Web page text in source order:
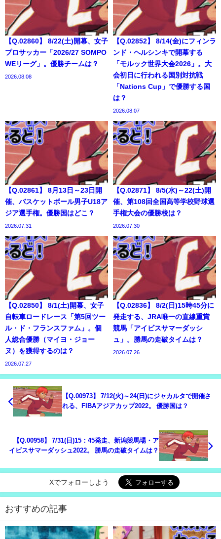
【Q.02860】 8/22(土)開幕、女子
プロサッカー「2026/27 SOMPO
WEリーグ」。優勝チームは？
2026.08.08
【Q.02852】 8/14(金)にフィンラ
ンド・ヘルシンキで開幕する
「モルック世界大会2026」。大
会初日に行われる国別対抗戦
「Nations Cup」で優勝する国
は？
2026.08.07
【Q.02861】 8月13日～23日開
催、バスケットボール男子U18ア
ジア選手権。優勝国はどこ？
2026.07.31
【Q.02871】 8/5(水)～22(土)開
催、第108回全国高等学校野球選
手権大会の優勝校は？
2026.07.30
【Q.02850】 8/1(土)開幕、女子
自転車ロードレース「第5回ツー
ル・ド・フランスファム」。個
人総合優勝（マイヨ・ジョー
ヌ）を獲得するのは？
2026.07.27
【Q.02836】 8/2(日)15時45分に
発走する、JRA唯一の直線重賞
競馬「アイビスサマーダッシ
ュ」。勝馬の走破タイムは？
2026.07.26
【Q.00973】 7/12(火)～24(日)にジャカルタで開催さ
れる、FIBAアジアカップ2022。 優勝国は？
【Q.00958】 7/31(日)15：45発走、新潟競馬場・ア
イビスサマーダッシュ2022。 勝馬の走破タイムは？
Xでフォローしよう
おすすめの記事